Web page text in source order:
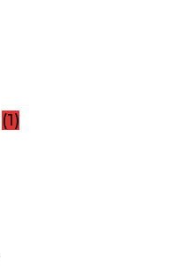
(1)